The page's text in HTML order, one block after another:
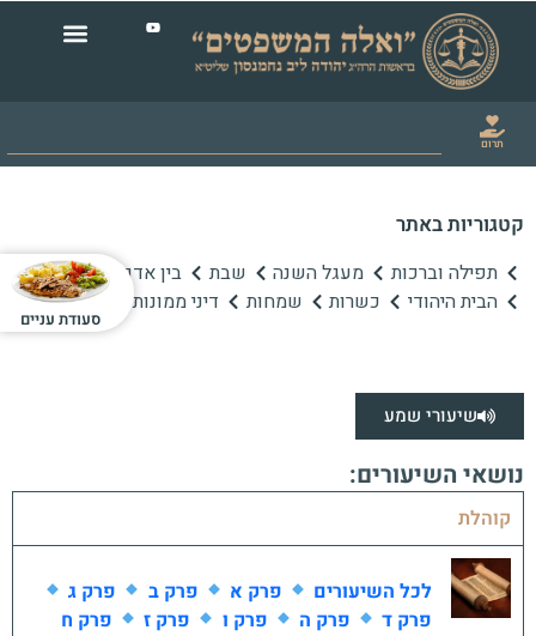
תרום
קטגוריות באתר
תפילה וברכות מעגל השנה שבת
בין אדם לחברו
הבית היהודי
כשרות שמחות דיני ממונות
שיעורי שמע
נושאי השיעורים:
קוהלת
לכל השיעורים פרק א פרק ב
פרק ג
פרק ד
פרק ה פרק ו פרק ז פרק ח
סעודת עניים